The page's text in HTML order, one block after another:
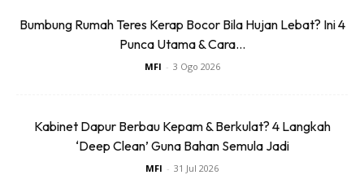
not, just go for it. Tahun ini memang agak sibuk untuk cari
duit, yela saya nak beli rumah, suami pula nak bawa saya
ramai. Mak mentua saya pula, cucu dia baru seorang. Itu
yang tanya bila nombor dua, Insya-Allah ada rezeki tahun
Bumbung Rumah Teres Kerap Bocor Bila Hujan Lebat? Ini 4
Punca Utama & Cara...
MFI - 3 Ogo 2026
Kabinet Dapur Berbau Kepam & Berkulat? 4 Langkah
‘Deep Clean’ Guna Bahan Semula Jadi
MFI - 31 Jul 2026